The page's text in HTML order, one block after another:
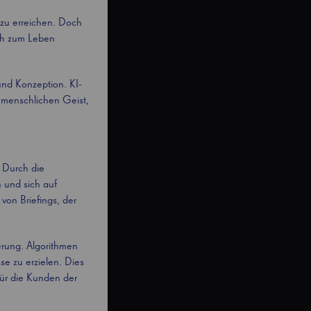
erreichen. Doch
zum Leben
Konzeption. KI-
Geist,
die
und sich auf
Briefings, der
Algorithmen
zu erzielen. Dies
die Kunden der